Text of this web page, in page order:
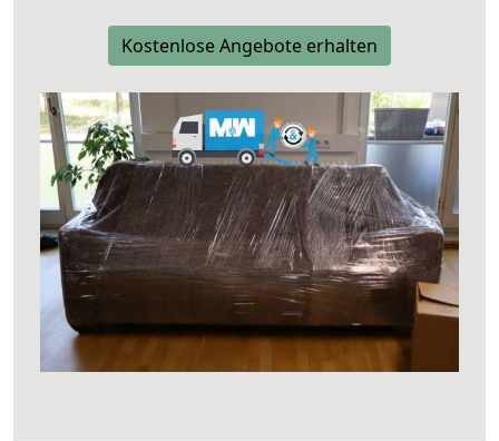
Kostenlose Angebote erhalten